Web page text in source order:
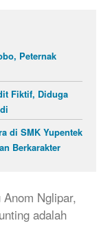
Peternak
Fiktif, Diduga
di SMK Yupentek
Berkarakter
Nglipar,
adalah